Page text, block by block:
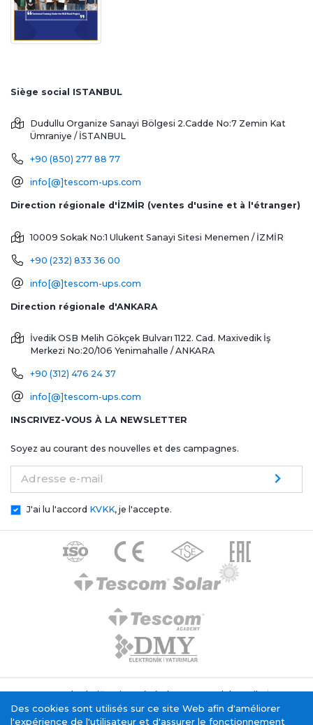
Siège social ISTANBUL
Dudullu Organize Sanayi Bölgesi 2.Cadde No:7 Zemin Kat
Ümraniye / İSTANBUL
+90 (850) 277 88 77
info[@]tescom-ups.com
Direction régionale d'İZMİR (ventes d'usine et à l'étranger)
10009 Sokak No:1 Ulukent Sanayi Sitesi Menemen / İZMİR
+90 (232) 833 36 00
info[@]tescom-ups.com
Direction régionale d'ANKARA
İvedik OSB Melih Gökçek Bulvarı 1122. Cad. Maxivedik İş
Merkezi No:20/106 Yenimahalle / ANKARA
+90 (312) 476 24 37
info[@]tescom-ups.com
INSCRIVEZ-VOUS À LA NEWSLETTER
Soyez au courant des nouvelles et des campagnes.
Adresse e-mail
J'ai lu l'accord KVKK, je l'accepte.
Texte de clarification générale Tescom Elektronik
Politique relative aux cookies
Service de la société de l'information
Des cookies sont utilisés sur ce site Web afin d'améliorer
l'expérience de l'utilisateur et d'assurer le fonctionnement